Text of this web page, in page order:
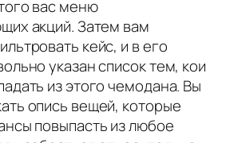
вас меню
акций. Затем вам
кейс, и в его
указан список тем, кои
из этого чемодана. Вы
опись вещей, которые
повыпасть из любое